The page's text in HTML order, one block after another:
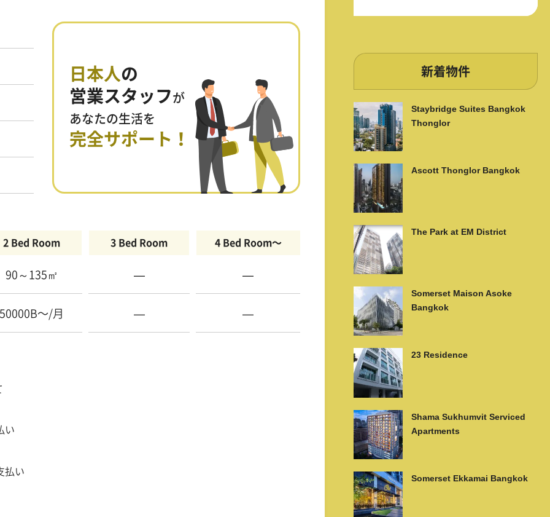
日本人 の
営業スタッフ が
あなたの生活を
完全サポート！
2 Bed Room 3 Bed Room 4 Bed Room〜
90～135㎡ — —
50000B〜/月 — —
い
払い
新着物件
Staybridge Suites Bangkok
Thonglor
Ascott Thonglor Bangkok
The Park at EM District
Somerset Maison Asoke
Bangkok
23 Residence
Shama Sukhumvit Serviced
Apartments
Somerset Ekkamai Bangkok